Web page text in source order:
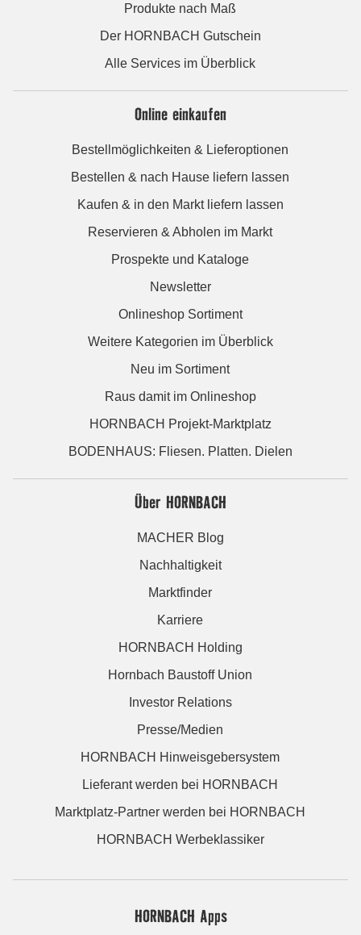
Produkte nach Maß
Der HORNBACH Gutschein
Alle Services im Überblick
Online einkaufen
Bestellmöglichkeiten & Lieferoptionen
Bestellen & nach Hause liefern lassen
Kaufen & in den Markt liefern lassen
Reservieren & Abholen im Markt
Prospekte und Kataloge
Newsletter
Onlineshop Sortiment
Weitere Kategorien im Überblick
Neu im Sortiment
Raus damit im Onlineshop
HORNBACH Projekt-Marktplatz
BODENHAUS: Fliesen. Platten. Dielen
Über HORNBACH
MACHER Blog
Nachhaltigkeit
Marktfinder
Karriere
HORNBACH Holding
Hornbach Baustoff Union
Investor Relations
Presse/Medien
HORNBACH Hinweisgebersystem
Lieferant werden bei HORNBACH
Marktplatz-Partner werden bei HORNBACH
HORNBACH Werbeklassiker
HORNBACH Apps